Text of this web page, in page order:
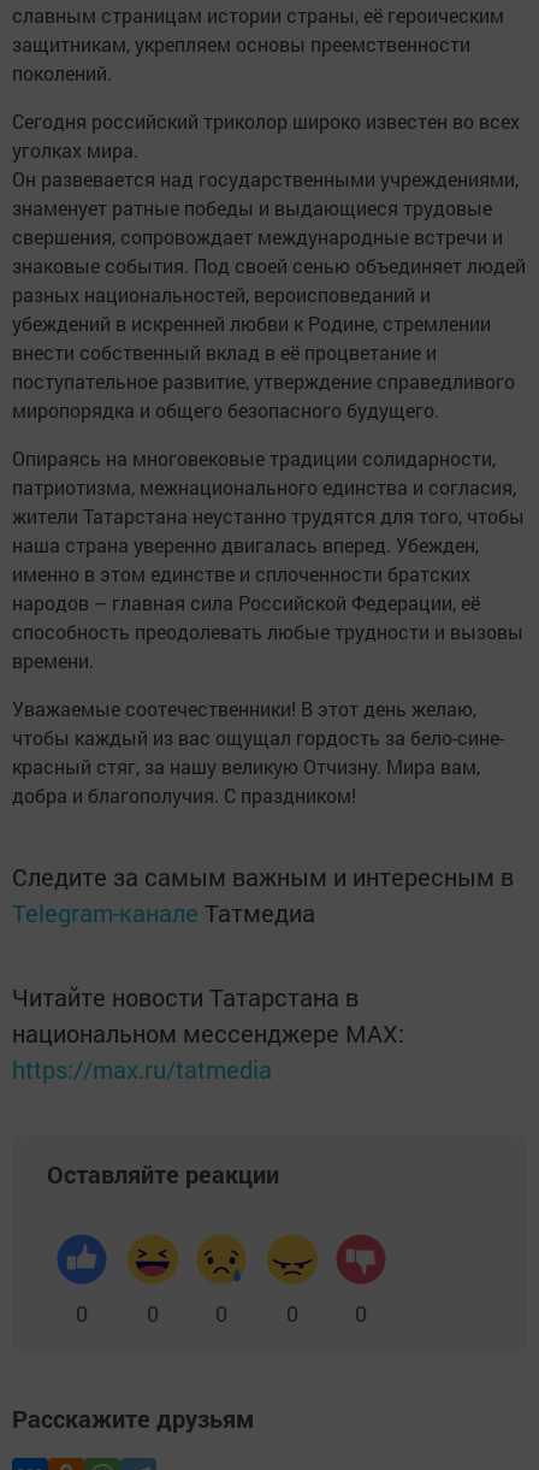
славным страницам истории страны, её героическим
защитникам, укрепляем основы преемственности
поколений.
Сегодня российский триколор широко известен во всех
уголках мира.
Он развевается над государственными учреждениями,
знаменует ратные победы и выдающиеся трудовые
свершения, сопровождает международные встречи и
знаковые события. Под своей сенью объединяет людей
разных национальностей, вероисповеданий и
убеждений в искренней любви к Родине, стремлении
внести собственный вклад в её процветание и
поступательное развитие, утверждение справедливого
миропорядка и общего безопасного будущего.
Опираясь на многовековые традиции солидарности,
патриотизма, межнационального единства и согласия,
жители Татарстана неустанно трудятся для того, чтобы
наша страна уверенно двигалась вперед. Убежден,
именно в этом единстве и сплоченности братских
народов – главная сила Российской Федерации, её
способность преодолевать любые трудности и вызовы
времени.
Уважаемые соотечественники! В этот день желаю,
чтобы каждый из вас ощущал гордость за бело-сине-
красный стяг, за нашу великую Отчизну. Мира вам,
добра и благополучия. С праздником!
Следите за самым важным и интересным в
Telegram-канале Татмедиа
Читайте новости Татарстана в
национальном мессенджере MАХ:
https://max.ru/tatmedia
Оставляйте реакции
0 0 0 0 0
Расскажите друзьям